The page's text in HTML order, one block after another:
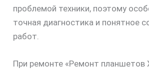
проблемой техники, поэтому
точная диагностика и понятное
работ.
При ремонте «Ремонт планшетов